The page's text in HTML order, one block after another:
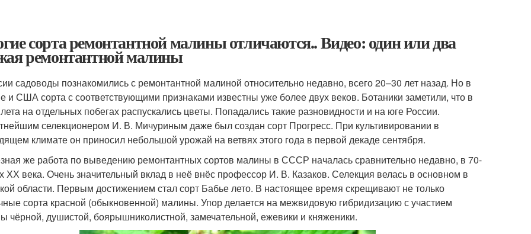
сорта ремонтантной малины отличаются.. Видео: один или два
ремонтантной малины
садоводы познакомились с ремонтантной малиной относительно недавно, всего 20–30 лет назад. Но в
и США сорта с соответствующими признаками известны уже более двух веков. Ботаники заметили, что в
на отдельных побегах распускались цветы. Попадались такие разновидности и на юге России.
селекционером И. В. Мичуриным даже был создан сорт Прогресс. При культивировании в
климате он приносил небольшой урожай на ветвях этого года в первой декаде сентября.
же работа по выведению ремонтантных сортов малины в СССР началась сравнительно недавно, в 70-
ХХ века. Очень значительный вклад в неё внёс профессор И. В. Казаков. Селекция велась в основном в
области. Первым достижением стал сорт Бабье лето. В настоящее время скрещивают не только
сорта красной (обыкновенной) малины. Упор делается на межвидовую гибридизацию с участием
чёрной, душистой, боярышниколистной, замечательной, ежевики и княженики.